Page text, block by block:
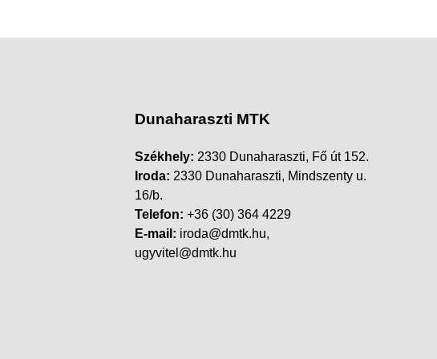
Dunaharaszti MTK
Székhely: 2330 Dunaharaszti, Fő út 152.
Iroda: 2330 Dunaharaszti, Mindszenty u.
16/b.
Telefon: +36 (30) 364 4229
E-mail: iroda@dmtk.hu,
ugyvitel@dmtk.hu